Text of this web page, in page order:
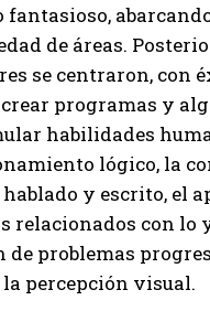
fantasioso,
de áreas.
se centraron, con
crear programas y
habilidades
lógico, la
y escrito, el
relacionados con lo
de problemas
percepción visual.